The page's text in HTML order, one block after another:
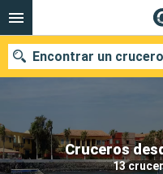
Cruceros
13
Encontrar un crucero
Nuestros destinos